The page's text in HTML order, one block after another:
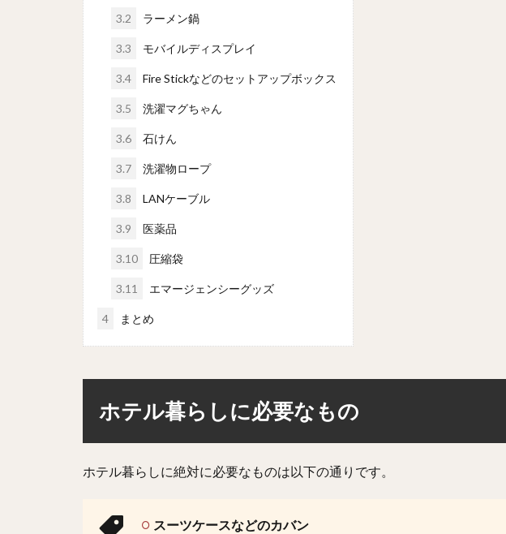
3.2 ラーメン鍋
3.3 モバイルディスプレイ
3.4 Fire Stickなどのセットアップボックス
3.5 洗濯マグちゃん
3.6 石けん
3.7 洗濯物ロープ
3.8 LANケーブル
3.9 医薬品
3.10 圧縮袋
3.11 エマージェンシーグッズ
4 まとめ
ホテル暮らしに必要なもの
ホテル暮らしに絶対に必要なものは以下の通りです。
スーツケースなどのカバン